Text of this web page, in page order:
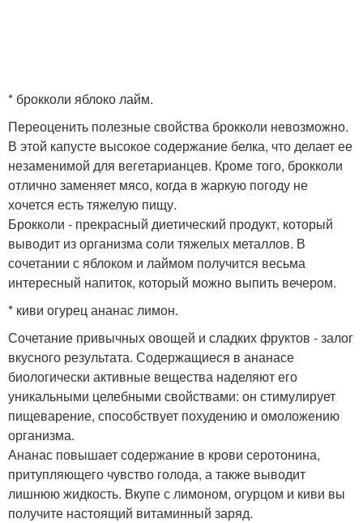
* брокколи яблоко лайм.
Переоценить полезные свойства брокколи невозможно.
В этой капусте высокое содержание белка, что делает ее
незаменимой для вегетарианцев. Кроме того, брокколи
отлично заменяет мясо, когда в жаркую погоду не
хочется есть тяжелую пищу.
Брокколи - прекрасный диетический продукт, который
выводит из организма соли тяжелых металлов. В
сочетании с яблоком и лаймом получится весьма
интересный напиток, который можно выпить вечером.
* киви огурец ананас лимон.
Сочетание привычных овощей и сладких фруктов - залог
вкусного результата. Содержащиеся в ананасе
биологически активные вещества наделяют его
уникальными целебными свойствами: он стимулирует
пищеварение, способствует похудению и омоложению
организма.
Ананас повышает содержание в крови серотонина,
притупляющего чувство голода, а также выводит
лишнюю жидкость. Вкупе с лимоном, огурцом и киви вы
получите настоящий витаминный заряд.